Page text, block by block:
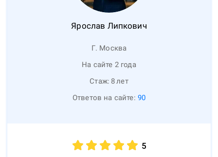
Ярослав Липкович
Г. Москва
На сайте 2 года
Стаж: 8лет
Ответов на сайте: 90
5